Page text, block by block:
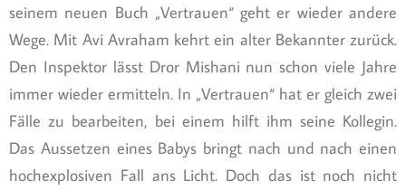
seinem neuen Buch „Vertrauen“ geht er wieder andere
Wege. Mit Avi Avraham kehrt ein alter Bekannter zurück.
Den Inspektor lässt Dror Mishani nun schon viele Jahre
immer wieder ermitteln. In „Vertrauen“ hat er gleich zwei
Fälle zu bearbeiten, bei einem hilft ihm seine Kollegin.
Das Aussetzen eines Babys bringt nach und nach einen
hochexplosiven Fall ans Licht. Doch das ist noch nicht